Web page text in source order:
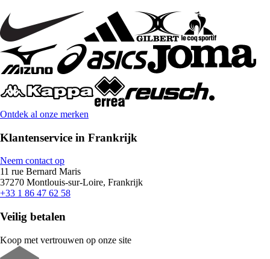
Ontdek al onze merken
Klantenservice in Frankrijk
Neem contact op
11 rue Bernard Maris
37270 Montlouis-sur-Loire, Frankrijk
+33 1 86 47 62 58
Veilig betalen
Koop met vertrouwen op onze site